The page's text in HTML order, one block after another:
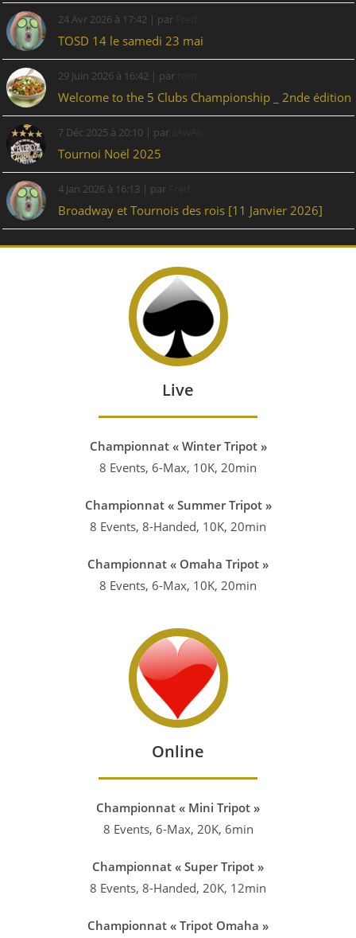
24 Avr 2026 à 17:42 | par
TOSD 14 le samedi 23 mai
29 Juin 2026 à 16:42 | par
Welcome to the 5 Clubs Championship _ 2nde édition
7 Déc 2025 à 20:10 | par
Tournoi Noël 2025
4 Jan 2026 à 16:13 | par
Broadway et Tournois des rois [11 Janvier 2026]
Live
Championnat « Winter Tripot »
8 Events, 6-Max, 10K, 20min
Championnat « Summer Tripot »
8 Events, 8-Handed, 10K, 20min
Championnat « Omaha Tripot »
8 Events, 6-Max, 10K, 20min
Online
Championnat « Mini Tripot »
8 Events, 6-Max, 20K, 6min
Championnat « Super Tripot »
8 Events, 8-Handed, 20K, 12min
Championnat « Tripot Omaha »